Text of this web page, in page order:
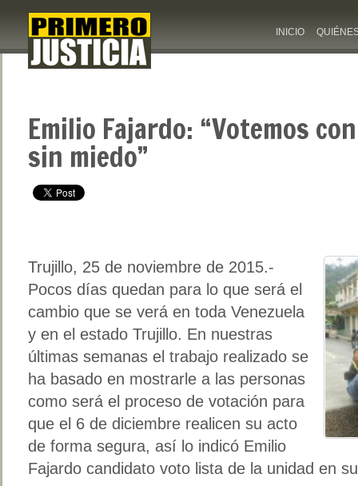
INICIO
Emilio Fajardo: “Votemos
sin miedo”
Trujillo, 25 de noviembre de 2015.-
Pocos días quedan para lo que será el
cambio que se verá en toda Venezuela
y en el estado Trujillo. En nuestras
últimas semanas el trabajo realizado se
ha basado en mostrarle a las personas
como será el proceso de votación para
que el 6 de diciembre realicen su acto
de forma segura, así lo indicó Emilio
Fajardo candidato voto lista de la unidad en